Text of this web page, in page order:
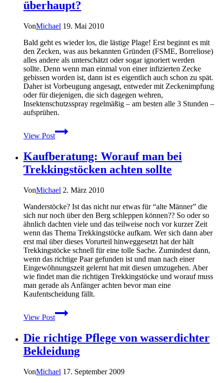
Wandertouren
überhaupt?
VonMichael 19. Mai 2010
Bald geht es wieder los, die lästige Plage! Erst beginnt es mit
den Zecken, was aus bekannten Gründen (FSME, Borreliose)
alles andere als unterschätzt oder sogar ignoriert werden
sollte. Denn wenn man einmal von einer infizierten Zecke
gebissen worden ist, dann ist es eigentlich auch schon zu spät.
Daher ist Vorbeugung angesagt, entweder mit Zeckenimpfung
oder für diejenigen, die sich dagegen wehren,
Insektenschutzsspray regelmäßig – am besten alle 3 Stunden –
aufsprühen.
View Post
Umweltsicherer
Schutz
gegen
die
fiesesten
–
das
überhaupt?
Kaufberatung: Worauf man bei
Trekkingstöcken achten sollte
VonMichael 2. März 2010
Wanderstöcke? Ist das nicht nur etwas für “alte Männer” die
sich nur noch über den Berg schleppen können?? So oder so
ähnlich dachten viele und das teilweise noch vor kurzer Zeit
wenn das Thema Trekkingstöcke aufkam. Wer sich dann aber
erst mal über dieses Vorurteil hinweggesetzt hat der hält
Trekkingstöcke schnell für eine tolle Sache. Zumindest dann,
wenn das richtige Paar gefunden ist und man nach einer
Eingewöhnungszeit gelernt hat mit diesen umzugehen. Aber
wie findet man die richtigen Trekkingstöcke und worauf muss
man gerade als Anfänger achten bevor man eine
Kaufentscheidung fällt.
View Post
Kaufberatung:
Worauf
bei
Trekkingstöcken
achten
Die richtige Pflege von wasserdichter
Bekleidung
VonMichael 17. September 2009